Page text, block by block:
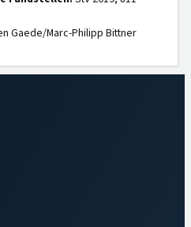
Gaede/Marc-Philipp Bittner